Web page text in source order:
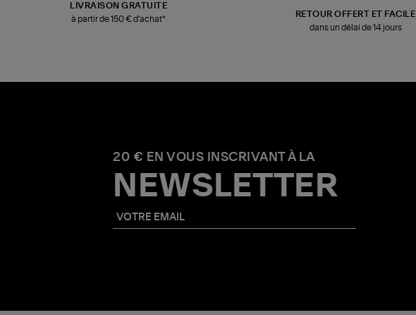
LIVRAISON GRATUITE
à partir de 150 € d'achat*
RETOUR OFFERT ET FACILE
dans un délai de 14 jours
20 € EN VOUS INSCRIVANT À LA
NEWSLETTER